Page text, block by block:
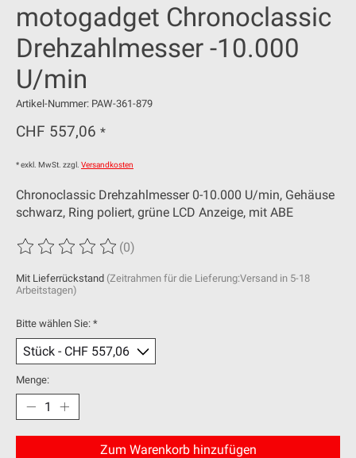
motogadget Chronoclassic
Drehzahlmesser -10.000
U/min
Artikel-Nummer: PAW-361-879
CHF 557,06 *
* exkl. MwSt. zzgl. Versandkosten
Chronoclassic Drehzahlmesser 0-10.000 U/min, Gehäuse
schwarz, Ring poliert, grüne LCD Anzeige, mit ABE
Die Bewertung dieses Produkts ist
(0)
Mit Lieferrückstand (Zeitrahmen für die Lieferung:Versand in 5-18
Arbeitstagen)
Bitte wählen Sie: *
Menge:
Zum Warenkorb hinzufügen